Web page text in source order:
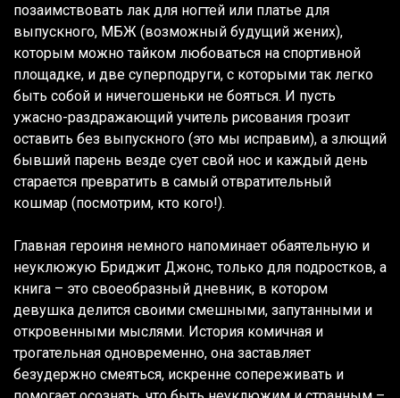
позаимствовать лак для ногтей или платье для
выпускного, МБЖ (возможный будущий жених),
которым можно тайком любоваться на спортивной
площадке, и две суперподруги, с которыми так легко
быть собой и ничегошеньки не бояться. И пусть
ужасно-раздражающий учитель рисования грозит
оставить без выпускного (это мы исправим), а злющий
бывший парень везде сует свой нос и каждый день
старается превратить в самый отвратительный
кошмар (посмотрим, кто кого!).
Главная героиня немного напоминает обаятельную и
неуклюжую Бриджит Джонс, только для подростков, а
книга – это своеобразный дневник, в котором
девушка делится своими смешными, запутанными и
откровенными мыслями. История комичная и
трогательная одновременно, она заставляет
безудержно смеяться, искренне сопереживать и